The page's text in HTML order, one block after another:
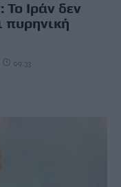
Ιράν δεν
πυρηνική
09:33